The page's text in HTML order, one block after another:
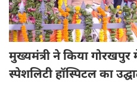
मुख्यमंत्री ने किया गोरखपुर
स्पेशलिटी हॉस्पिटल का